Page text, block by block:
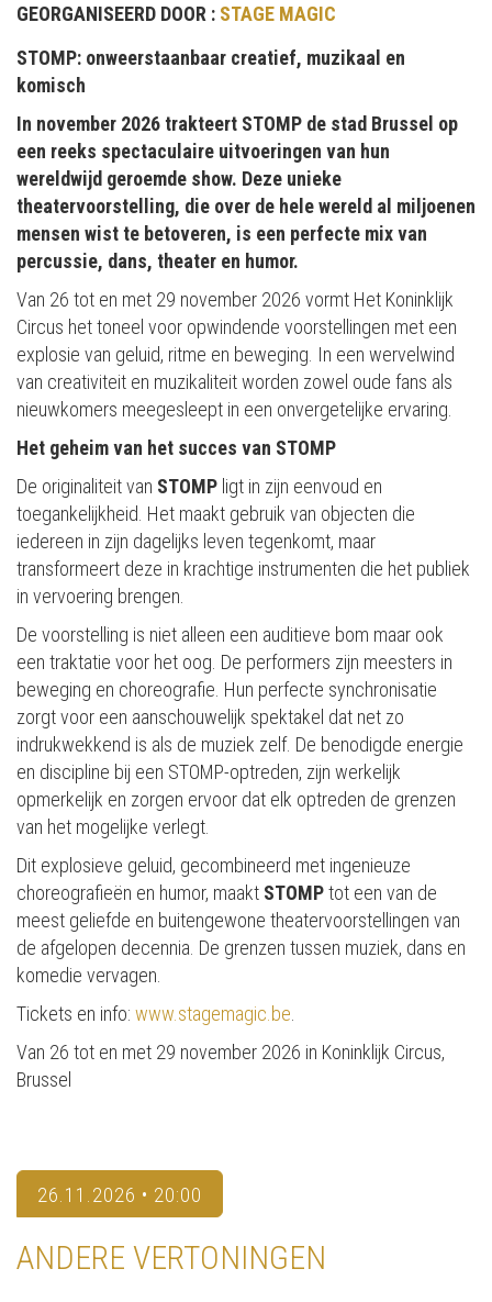
GEORGANISEERD DOOR : STAGE MAGIC
STOMP: onweerstaanbaar creatief, muzikaal en
komisch
In november 2026 trakteert STOMP de stad Brussel op
een reeks spectaculaire uitvoeringen van hun
wereldwijd geroemde show. Deze unieke
theatervoorstelling, die over de hele wereld al miljoenen
mensen wist te betoveren, is een perfecte mix van
percussie, dans, theater en humor.
Van 26 tot en met 29 november 2026 vormt Het Koninklijk
Circus het toneel voor opwindende voorstellingen met een
explosie van geluid, ritme en beweging. In een wervelwind
van creativiteit en muzikaliteit worden zowel oude fans als
nieuwkomers meegesleept in een onvergetelijke ervaring.
Het geheim van het succes van STOMP
De originaliteit van STOMP ligt in zijn eenvoud en
toegankelijkheid. Het maakt gebruik van objecten die
iedereen in zijn dagelijks leven tegenkomt, maar
transformeert deze in krachtige instrumenten die het publiek
in vervoering brengen.
De voorstelling is niet alleen een auditieve bom maar ook
een traktatie voor het oog. De performers zijn meesters in
beweging en choreografie. Hun perfecte synchronisatie
zorgt voor een aanschouwelijk spektakel dat net zo
indrukwekkend is als de muziek zelf. De benodigde energie
en discipline bij een STOMP-optreden, zijn werkelijk
opmerkelijk en zorgen ervoor dat elk optreden de grenzen
van het mogelijke verlegt​.
Dit explosieve geluid, gecombineerd met ingenieuze
choreografieën en humor, maakt STOMPtot een van de
meest geliefde en buitengewone theatervoorstellingen van
de afgelopen decennia​. De grenzen tussen muziek, dans en
komedie vervagen.
Tickets en info: www.stagemagic.be
Van 26 tot en met 29 november 2026 in Koninklijk Circus,
Brussel
26.11.2026 • 20:00
ANDERE VERTONINGEN